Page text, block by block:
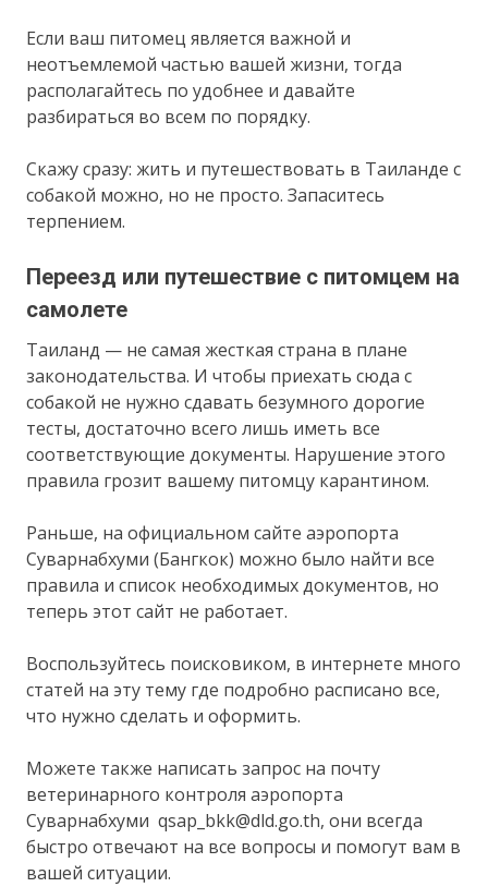
Если ваш питомец является важной и
неотъемлемой частью вашей жизни, тогда
располагайтесь по удобнее и давайте
разбираться во всем по порядку.
Скажу сразу: жить и путешествовать в Таиланде с
собакой можно, но не просто. Запаситесь
терпением.
Переезд или путешествие с питомцем на
самолете
Таиланд — не самая жесткая страна в плане
законодательства. И чтобы приехать сюда с
собакой не нужно сдавать безумного дорогие
тесты, достаточно всего лишь иметь все
соответствующие документы. Нарушение этого
правила грозит вашему питомцу карантином.
Раньше, на официальном сайте аэропорта
Суварнабхуми (Бангкок) можно было найти все
правила и список необходимых документов, но
теперь этот сайт не работает.
Воспользуйтесь поисковиком, в интернете много
статей на эту тему где подробно расписано все,
что нужно сделать и оформить.
Можете также написать запрос на почту
ветеринарного контроля аэропорта
Суварнабхуми qsap_bkk@dld.go.th, они всегда
быстро отвечают на все вопросы и помогут вам в
вашей ситуации.